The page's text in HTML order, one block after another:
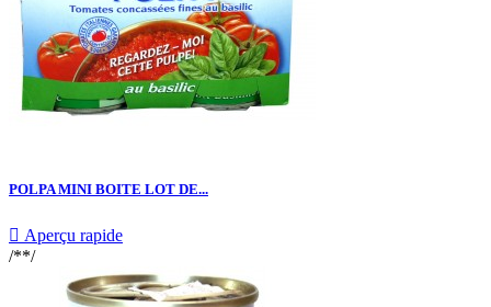
POLPA MINI BOITE LOT DE...
 Aperçu rapide
/**/